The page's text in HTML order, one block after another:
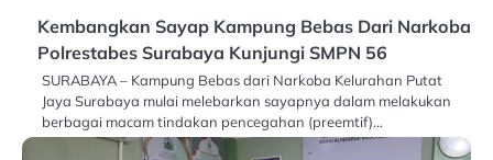
Kembangkan Sayap Kampung Bebas Dari Narkoba
Polrestabes Surabaya Kunjungi SMPN 56
SURABAYA – Kampung Bebas dari Narkoba Kelurahan Putat
Jaya Surabaya mulai melebarkan sayapnya dalam melakukan
berbagai macam tindakan pencegahan (preemtif)…